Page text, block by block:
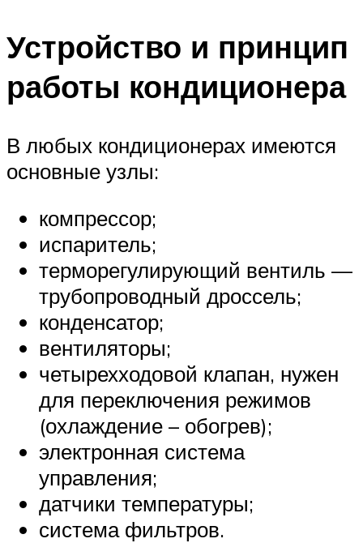
Устройство и принцип
работы кондиционера
В любых кондиционерах имеются
основные узлы:
компрессор;
испаритель;
терморегулирующий вентиль —
трубопроводный дроссель;
конденсатор;
вентиляторы;
четырехходовой клапан, нужен
для переключения режимов
(охлаждение – обогрев);
электронная система
управления;
датчики температуры;
система фильтров.